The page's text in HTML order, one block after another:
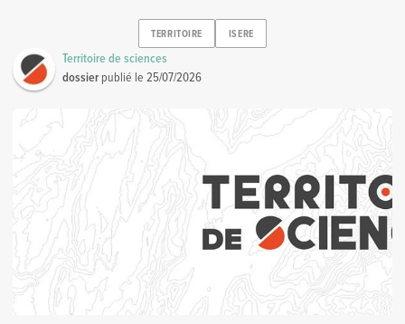
TERRITOIRE ISERE
Territoire de sciences
dossier publié le25/07/2026